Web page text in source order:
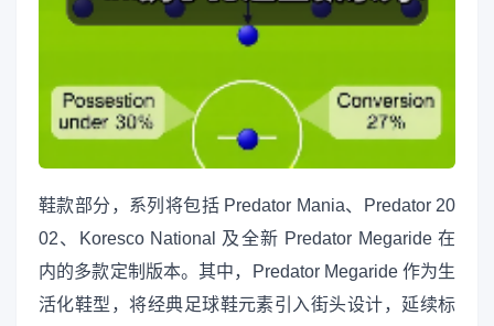
鞋款部分，系列将包括 Predator Mania、Predator 20
02、Koresco National 及全新 Predator Megaride 在
内的多款定制版本。其中，Predator Megaride 作为生
活化鞋型，将经典足球鞋元素引入街头设计，延续标